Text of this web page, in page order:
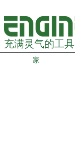
充满灵气的工具
家